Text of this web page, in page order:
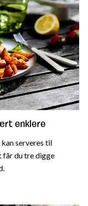
enklere
serveres til
du tre digge